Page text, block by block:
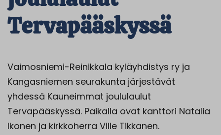
Tervapääskyssä
Vaimosniemi-Reinikkala kyläyhdistys ry ja
Kangasniemen seurakunta järjestävät
yhdessä Kauneimmat joululaulut
Tervapääskyssä. Paikalla ovat kanttori Natalia
Ikonen ja kirkkoherra Ville Tikkanen.